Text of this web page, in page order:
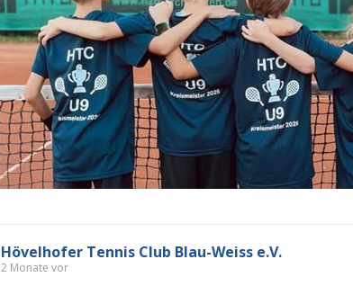
Hövelhofer Tennis Club Blau-Weiss e.V.
2 Monate vor